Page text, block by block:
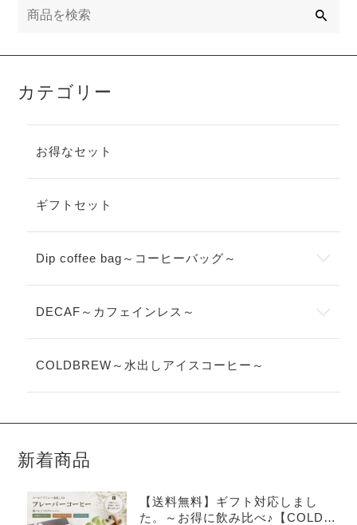
カテゴリー
お得なセット
ギフトセット
Dip coffee bag～コーヒーバッグ～
DECAF～カフェインレス～
COLDBREW～水出しアイスコーヒー～
新着商品
【送料無料】ギフト対応しまし
た。～お得に飲み比べ♪【COLDB